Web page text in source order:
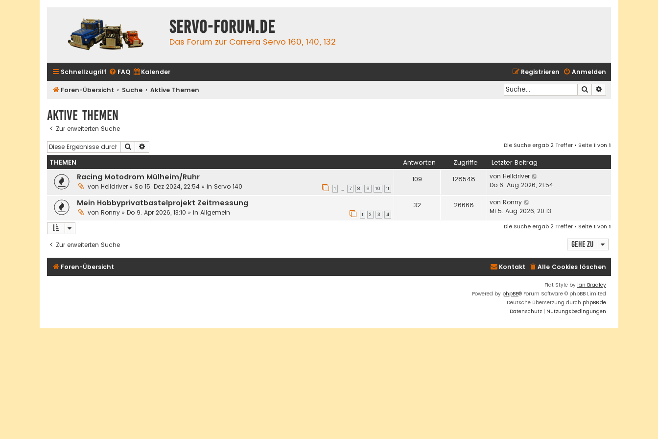
servo-forum.de
Das Forum zur Carrera Servo 160, 140, 132
Schnellzugriff FAQ Kalender Anmelden
Registrieren
Foren-Übersicht Suche Aktive Themen Suche
Aktive Themen
Zur erweiterten Suche
Suche Die Suche ergab 2 Treffer • Seite1 von 1
THEMEN Antworten Zugriffe Letzter Beitrag
Racing Motodrom Mülheim/Ruhr
von Helldriver » So 15. Dez 2024, 22:54 » in Servo 140 1 … 7 8 9 10 11
109 128548 von Helldriver
Do 6. Aug 2026, 21:54
Mein Hobbyprivatbastelprojekt Zeitmessung
von Ronny » Do 9. Apr 2026, 13:10 » in Allgemein 1 2 3 4
32 26668 von Ronny
Mi 5. Aug 2026, 20:13
Die Suche ergab 2 Treffer • Seite1 von 1
Zur erweiterten Suche Gehe zu
Foren-Übersicht Alle Cookies löschen
Kontakt
Flat Style by Ian Bradley
Powered by phpBB® Forum Software © phpBB Limited
Deutsche Übersetzung durch phpBB.de
Datenschutz | Nutzungsbedingungen